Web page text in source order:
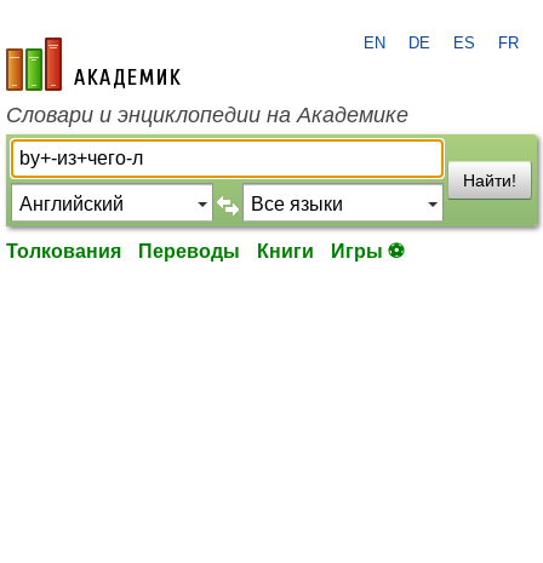
academic.ru
EN DE ES FR
Словари и энциклопедии на Академике
Найти!
Толкования Переводы Книги Игры ⚽